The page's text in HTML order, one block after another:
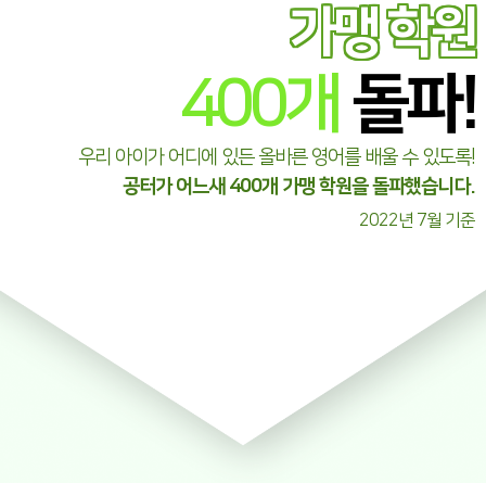
가맹 학원
400개 돌파!
우리 아이가 어디에 있든 올바른 영어를 배울 수 있도록!
공터가 어느새 400개 가맹 학원을 돌파했습니다.
2022년 7월 기준